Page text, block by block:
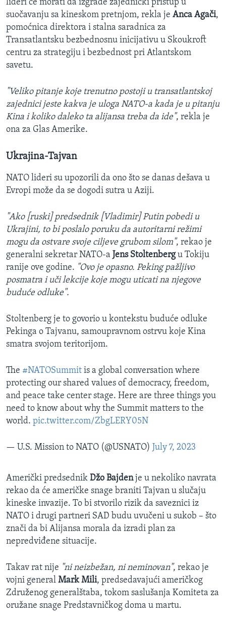
lideri će morati da izgrade zajednički pristup u
suočavanju sa kineskom pretnjom, rekla je Anca Agači,
pomoćnica direktora i stalna saradnica za
Transatlantsku bezbednosnu inicijativu u Skoukroft
centru za strategiju i bezbednost pri Atlantskom
savetu.
"Veliko pitanje koje trenutno postoji u transatlantskoj
zajednici jeste kakva je uloga NATO-a kada je u pitanju
Kina i koliko daleko ta alijansa treba da ide", rekla je
ona za Glas Amerike.
Ukrajina-Tajvan
NATO lideri su upozorili da ono što se danas dešava u
Evropi može da se dogodi sutra u Aziji.
"Ako [ruski] predsednik [Vladimir] Putin pobedi u
Ukrajini, to bi poslalo poruku da autoritarni režimi
mogu da ostvare svoje ciljeve grubom silom", rekao je
generalni sekretar NATO-a Jens Stoltenbergu Tokiju
ranije ove godine. "Ovo je opasno. Peking pažljivo
posmatra i uči lekcije koje mogu uticati na njegove
buduće odluke".
Stoltenberg je to govorio u kontekstu buduće odluke
Pekinga o Tajvanu, samoupravnom ostrvu koje Kina
smatra svojom teritorijom.
The #NATOSummit is a global conversation where
protecting our shared values of democracy, freedom,
and peace take center stage. Here are three things you
need to know about why the Summit matters to the
world. pic.twitter.com/ZbgLERY05N
— U.S. Mission to NATO (@USNATO) July 7, 2023
Američki predsednik Džo Bajdenje u nekoliko navrata
rekao da će američke snage braniti Tajvan u slučaju
kineske invazije. To bi stvorilo rizik da saveznici iz
NATO i drugi partneri SAD budu uvučeni u sukob – što
znači da bi Alijansa morala da izradi plan za
nepredviđene situacije.
Takav rat nije "ni neizbežan, ni neminovan", rekao je
vojni general Mark Mili, predsedavajući američkog
Združenog generalštaba, tokom saslušanja Komiteta za
oružane snage Predstavničkog doma u martu.